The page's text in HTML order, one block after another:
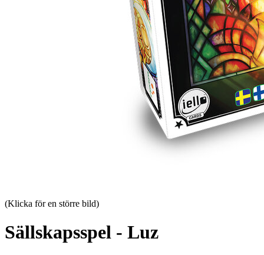
(Klicka för en större bild)
Sällskapsspel - Luz